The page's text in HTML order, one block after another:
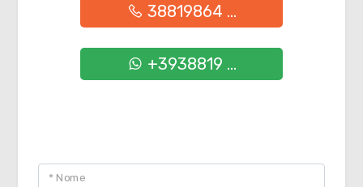
38819864 ...
+3938819 ...
* Nome